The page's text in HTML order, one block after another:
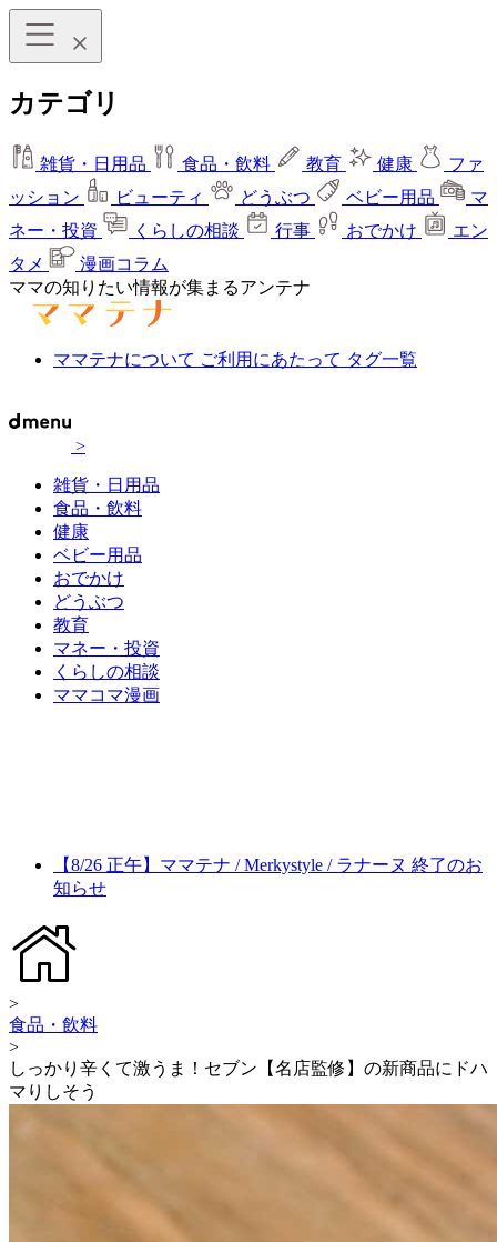
カテゴリ
雑貨・日用品 食品・飲料 教育 健康
ファ
ッション
ビューティ どうぶつ ベビー用品
マ
ネー・投資
くらしの相談 行事 おでかけ
エン
タメ
漫画コラム
ママの知りたい情報が集まるアンテナ
ママテナについて ご利用にあたって タグ一覧
>
雑貨・日用品
食品・飲料
健康
ベビー用品
おでかけ
どうぶつ
教育
マネー・投資
くらしの相談
ママコマ漫画
【8/26 正午】ママテナ / Merkystyle / ラナーヌ 終了のお
知らせ
>
食品・飲料
>
しっかり辛くて激うま！セブン【名店監修】の新商品にドハ
マりしそう